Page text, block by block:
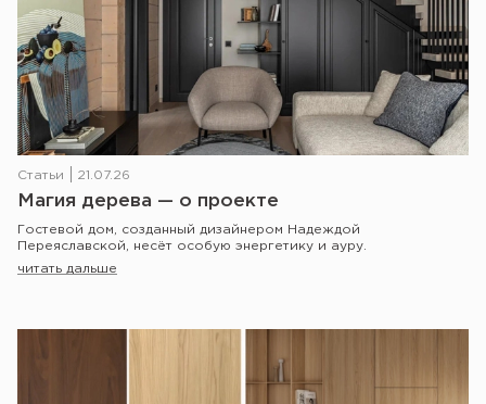
Статьи 21.07.26
Магия дерева — о проекте
Гостевой дом, созданный дизайнером Надеждой
Переяславской, несёт особую энергетику и ауру.
читать дальше